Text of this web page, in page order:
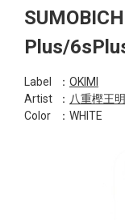
Plus/
Label ： OKIMI
Artist
： 八重樫王明
Color
：WHITE